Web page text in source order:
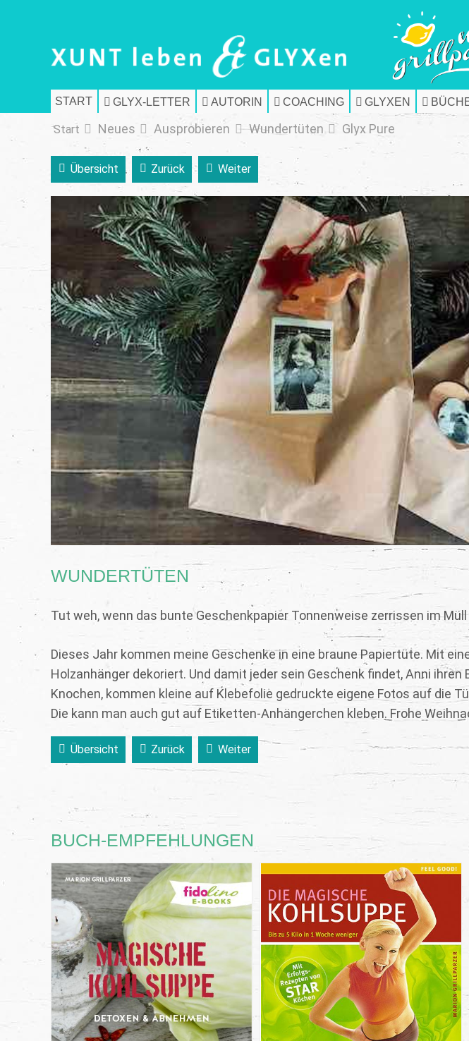
START GLYX-LETTER AUTORIN COACHING GLYXEN
Start Neues Ausprobieren Wundertüten Glyx Pure
Übersicht Zurück Weiter
WUNDERTÜTEN
Tut weh, wenn das bunte Geschenkpapier Tonnenweise zerrissen im Müll
Dieses Jahr kommen meine Geschenke in eine braune Papiertüte. Mit
Holzanhänger dekoriert. Und damit jeder sein Geschenk findet, Anni ihren
Knochen, kommen kleine auf Klebefolie gedruckte eigene Fotos auf die
Die kann man auch gut auf Etiketten-Anhängerchen kleben. Frohe
Übersicht Zurück Weiter
BUCH-EMPFEHLUNGEN